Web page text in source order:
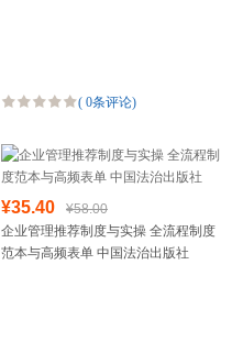
( 0条评论)
¥35.40
¥58.00
企业管理推荐制度与实操 全流程制度
范本与高频表单 中国法治出版社